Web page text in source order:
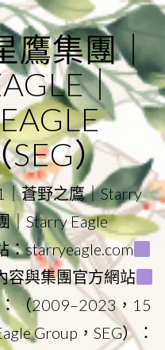
鷹集團｜
｜
SEG）
｜蒼野之鷹｜Starry
｜Starry Eagle
：starryeagle.com
容與集團官方網站
（2009–2023，15
Group，SEG）：